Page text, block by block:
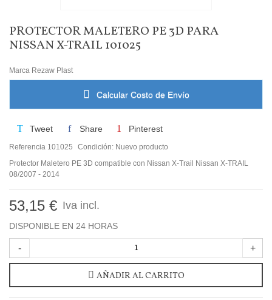
PROTECTOR MALETERO PE 3D PARA
NISSAN X-TRAIL 101025
Marca Rezaw Plast
Calcular Costo de Envío
Tweet Share Pinterest
Referencia 101025 Condición: Nuevo producto
Protector Maletero PE 3D compatible con Nissan X-Trail Nissan X-TRAIL
08/2007 - 2014
53,15 € Iva incl.
DISPONIBLE EN 24 HORAS
- +
AÑADIR AL CARRITO